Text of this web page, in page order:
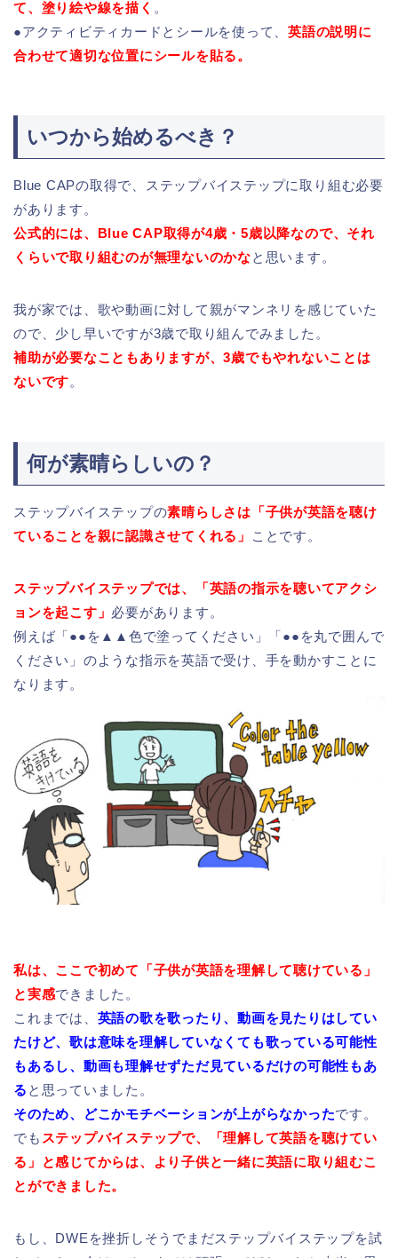
て、塗り絵や線を描く 。
●アクティビティカードとシールを使って、英語の説明に
合わせて適切な位置にシールを貼る。
いつから始めるべき？
Blue CAPの取得で、ステップバイステップに取り組む必要
があります。
公式的には、Blue CAP取得が4歳・5歳以降なので、それ
くらいで取り組むのが無理ないのかなと思います。
我が家では、歌や動画に対して親がマンネリを感じていた
ので、少し早いですが3歳で取り組んでみました。
補助が必要なこともありますが、3歳でもやれないことは
ないです。
何が素晴らしいの？
ステップバイステップの素晴らしさは「子供が英語を聴け
ていることを親に認識させてくれる」
ことです。
ステップバイステップでは、「英語の指示を聴いてアクシ
ョンを起こす」 必要があります。
例えば「●●を▲▲色で塗ってください」「●●を丸で囲んで
ください」のような指示を英語で受け、手を動かすことに
なります。
私は、ここで初めて「子供が英語を理解して聴けている」
と実感できました。
これまでは、 英語の歌を歌ったり、動画を見たりはしてい
たけど、歌は意味を理解していなくても歌っている可能性
もあるし、動画も理解せずただ見ているだけの可能性もあ
る と思っていました。
そのため、どこかモチベーションが上がらなかったです。
でも ステップバイステップで、「理解して英語を聴けてい
る」と感じてからは、より子供と一緒に英語に取り組むこ
とができました。
もし、DWEを挫折しそうでまだステップバイステップを試